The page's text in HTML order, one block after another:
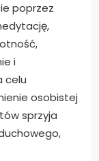
poprzez
i
celu
osobistej
sprzyja